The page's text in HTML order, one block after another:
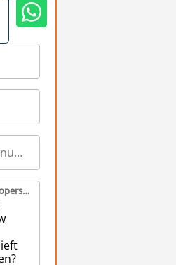
Schrijf een bericht aan de verkopers (Verplicht)